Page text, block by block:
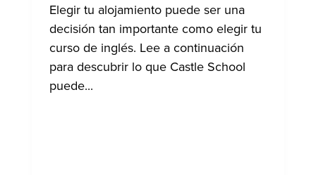
Elegir tu alojamiento puede ser una
decisión tan importante como elegir tu
curso de inglés. Lee a continuación
para descubrir lo que Castle School
puede...